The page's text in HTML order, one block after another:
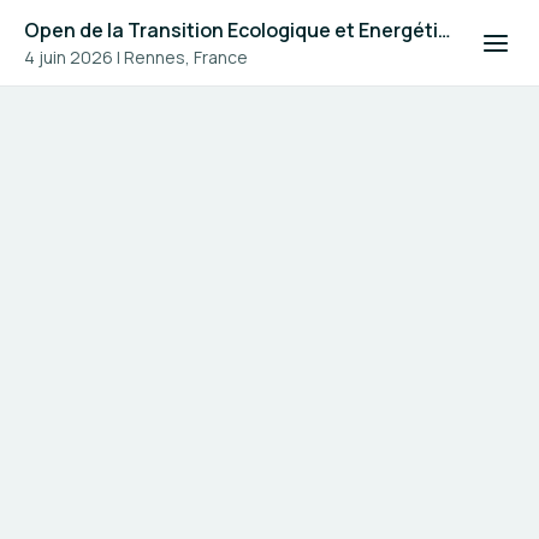
Open de la Transition Ecologique et Energétique #4
4 juin 2026 | Rennes, France